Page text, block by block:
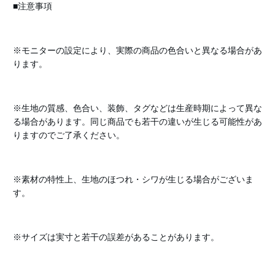
■注意事項
※モニターの設定により、実際の商品の色合いと異なる場合があ
ります。
※生地の質感、色合い、装飾、タグなどは生産時期によって異な
る場合があります。同じ商品でも若干の違いが生じる可能性があ
りますのでご了承ください。
※素材の特性上、生地のほつれ・シワが生じる場合がございま
す。
※サイズは実寸と若干の誤差があることがあります。